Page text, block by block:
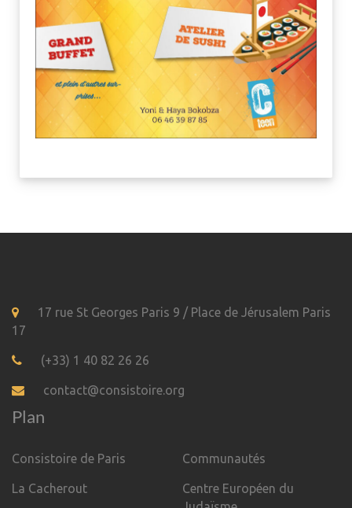
17 rue St Georges Paris 9 / Place de Jérusalem Paris
17
(+33) 1 40 82 26 26
contact@consistoire.org
Plan
Consistoire de Paris
La Cacherout
Communautés
Centre Européen du